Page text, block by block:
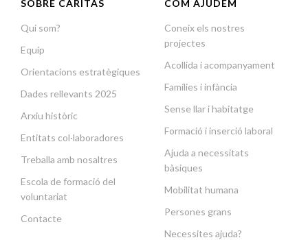
SOBRE CÀRITAS
Qui som?
Equip
Orientacions estratègiques
Dades rellevants 2025
Arxiu històric
Entitats col·laboradores
Treballa amb nosaltres
Escola de formació del
voluntariat
Contacte
COM AJUDEM
Coneix els nostres
projectes
Acollida i acompanyament
Famílies i infància
Sense llar i habitatge
Formació i inserció laboral
Ajuda a necessitats
bàsiques
Mobilitat humana
Persones grans
Necessites ajuda?